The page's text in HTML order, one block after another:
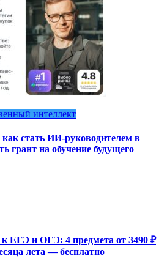
интеллект
стать ИИ-руководителем в
грант на обучение будущего
к ЕГЭ и ОГЭ: 4 предмета от 3490 ₽
лета — бесплатно